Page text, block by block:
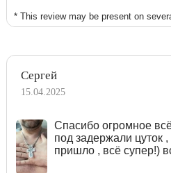
* This review may be present on
Сергей
15.04.2025
Спасибо огромное
под задержали цуток
пришло , всё супер!)